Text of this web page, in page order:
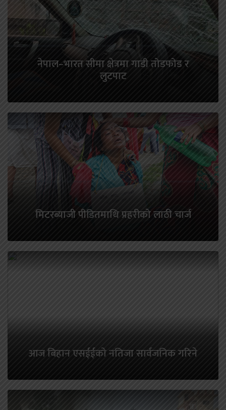
नेपाल–भारत सीमा क्षेत्रमा गाडी तोडफोड र
लुटपाट
मिटरब्याजी पीडितमाथि प्रहरीको लाठी चार्ज
आज बिहान एसईईको नतिजा सार्वजनिक गरिने